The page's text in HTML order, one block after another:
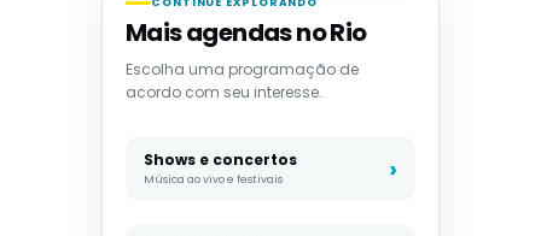
CONTINUE EXPLORANDO
Mais agendas no Rio
Escolha uma programação de
acordo com seu interesse.
Shows e concertos
Música ao vivo e festivais